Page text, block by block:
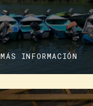
MÁS INFORMACIÓN